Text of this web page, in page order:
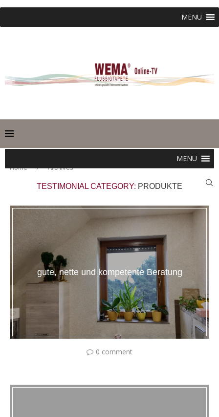
MENU
MENU
Home Archives
TESTIMONIAL CATEGORY: PRODUKTE
gute, nette und kompetente Beratung
0 comment